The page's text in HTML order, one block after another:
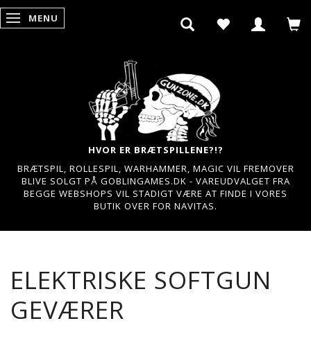
SKIFTE NAVIGATION
MENU
HVOR ER BRÆTSPILLENE?!?
BRÆTSPIL, ROLLESPIL, WARHAMMER, MAGIC VIL FREMOVER
BLIVE SOLGT PÅ GOBLINGAMES.DK - VAREUDVALGET FRA
BEGGE WEBSHOPS VIL STADIGT VÆRE AT FINDE I VORES
BUTIK OVER FOR NAVITAS.
ELEKTRISKE SOFTGUN
GEVÆRER